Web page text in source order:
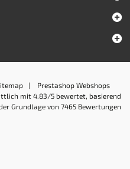
| Prestashop Webshops
mit 4.83 /5 bewertet, basierend
Grundlage von 7465 Bewertungen